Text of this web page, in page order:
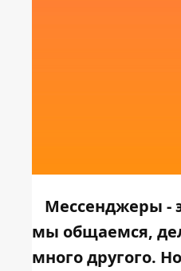
Мессенджеры -
мы общаемся,
много другого.